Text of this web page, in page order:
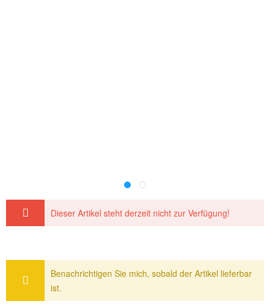
Dieser Artikel steht derzeit nicht zur Verfügung!
Benachrichtigen Sie mich, sobald der Artikel lieferbar
ist.